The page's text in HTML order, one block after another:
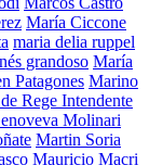
María Ciccone
maria delia ruppel
grandoso María
Patagones Marino
Rege Intendente
Molinari
Martin Soria
Mauricio Macri